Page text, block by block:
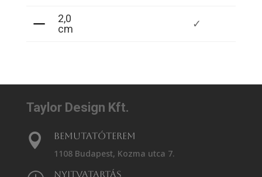
2,0
cm
✓
Taylor Design Kft.

Bemutatóterem
1108 Budapest, Kozma utca 7.
Nyitvatartás